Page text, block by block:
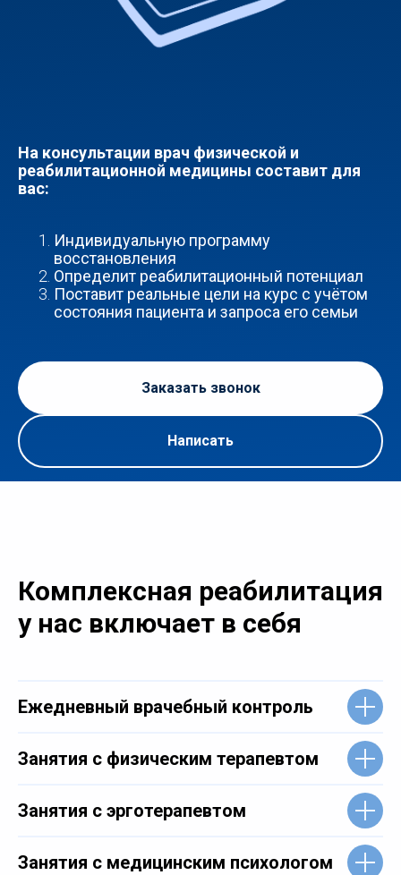
На консультации врач физической и
реабилитационной медицины составит для
вас:
Индивидуальную программу
восстановления
Определит реабилитационный потенциал
Поставит реальные цели на курс с учётом
состояния пациента и запроса его семьи
Заказать звонок
Написать
Комплексная реабилитация
у нас включает в себя
Ежедневный врачебный контроль
Занятия с физическим терапевтом
Занятия с эрготерапевтом
Занятия с медицинским психологом